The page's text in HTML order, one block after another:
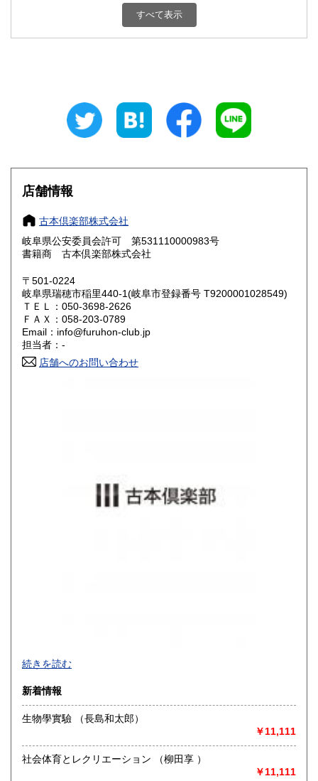
680円 富山県
静岡県
680円 三重県
滋賀県 680円 京都府 680円
大阪府
奈良県
鳥取県 680円
岡山県 680円 広島県 680円
山口県 680円
香川県
680円
すべて表示
店舗情報
古本倶楽部株式会社
岐阜県公安委員会許可 第531110000983号
書籍商 古本倶楽部株式会社
〒501-0224
岐阜県瑞穂市稲里440-1(岐阜市登録番号 T9200001028549)
ＴＥＬ：050-3698-2626
ＦＡＸ：058-203-0789
Email：info@furuhon-club.jp
担当者：-
店舗へのお問い合わせ
買取品目一覧
術・アート・建築・書道・理工学・東洋医学・ビジネス書・
武道・山岳・オカルト・幻想文学・サブカルチャー・70年
代、80年代アイドル・アニメ・漫画・雑誌・アダルト・マニ
◎メディア商品【ジャズ・ロック・クラシック・映画・アニ
メ・ゲーム・声優・アイドル・ビジネス・アダルト・車・バ
続きを読む
新着情報
生物學實驗 （長島和太郎）
￥11,111
社会体育とレクリエーション （柳田享 ）
￥11,111